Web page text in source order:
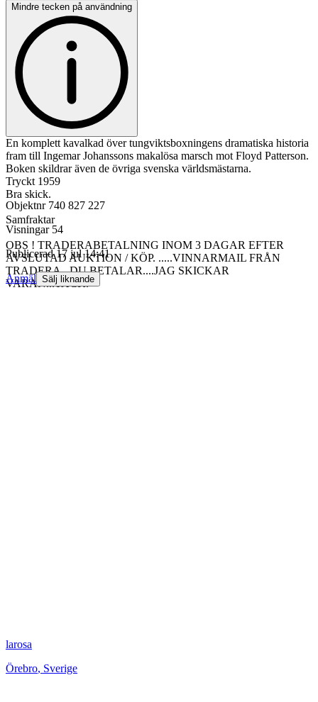
Mindre tecken på användning
En komplett kavalkad över tungviktsboxningens dramatiska historia
fram till Ingemar Johanssons makalösa marsch mot Floyd Patterson.
Boken skildrar även de övriga svenska världsmästarna.
Tryckt 1959
Bra skick.
Samfraktar
OBS ! TRADERABETALNING INOM 3 DAGAR EFTER
AVSLUTAD AUKTION / KÖP. .....VINNARMAIL FRÅN
TRADERA...DU BETALAR....JAG SKICKAR
VARAN...TACK.
Objektnr 740 827 227
Visningar 54
Publicerad 17 jul 14:41
Anmäl Sälj liknande
larosa
Örebro, Sverige